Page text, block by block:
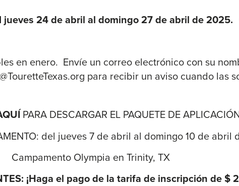
jueves 24 de abril al domingo 27 de abril de
en enero. Envíe un correo electrónico con su
para recibir un aviso cuando las
PARA DESCARGAR EL PAQUETE DE
del jueves 7 de abril al domingo 10 de abril
Campamento Olympia en Trinity, TX
¡Haga el pago de la tarifa de inscripción de $